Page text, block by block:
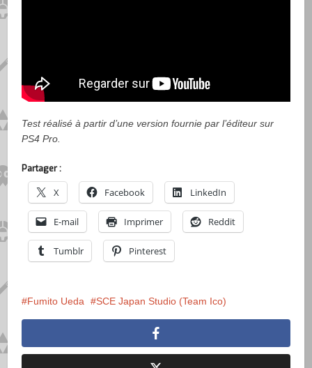
Test réalisé à partir d’une version fournie par l’éditeur sur
PS4 Pro.
Partager :
X Facebook LinkedIn
E-mail Imprimer Reddit
Tumblr Pinterest
Fumito Ueda SCE Japan Studio (Team Ico)